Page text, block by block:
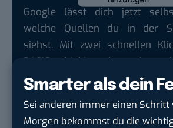
Smarter als dein
Sei anderen immer einen Schritt
Morgen bekommst du die
Google lässt dich jetzt
welche Quellen du in der
siehst. Mit zwei schnellen
BASIC thinking kostenlos
Quelle hinzufügen und damit
Tech-Journalismus unterstützen.
Hier basicthinking.de